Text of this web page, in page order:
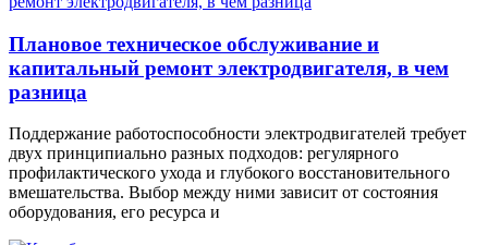
Плановое техническое обслуживание и
капитальный ремонт электродвигателя, в чем
разница
Поддержание работоспособности электродвигателей требует
двух принципиально разных подходов: регулярного
профилактического ухода и глубокого восстановительного
вмешательства. Выбор между ними зависит от состояния
оборудования, его ресурса и